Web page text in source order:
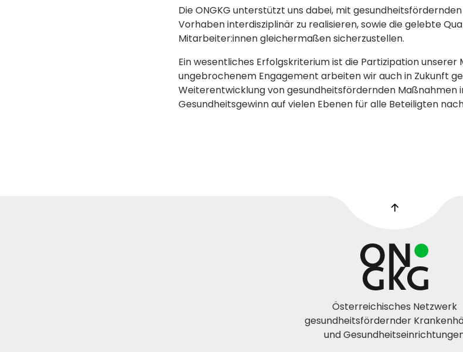
Die ONGKG unterstützt uns dabei, mit
Vorhaben interdisziplinär zu realisieren, sowie die gelebte
Mitarbeiter:innen gleichermaßen sicherzustellen.
Ein wesentliches Erfolgskriterium ist die Partizipation unserer
ungebrochenem Engagement arbeiten wir auch in Zukunft
Weiterentwicklung von gesundheitsfördernden Maßnahmen
Gesundheitsgewinn auf vielen Ebenen für alle Beteiligten
Österreichisches Netzwerk
gesundheitsfördernder
und